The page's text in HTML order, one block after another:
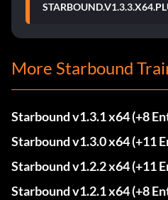
More Starbound
Starbound v1.3.1 x64 (+8
Starbound v1.3.0 x64 (+11
Starbound v1.2.2 x64 (+11
Starbound v1.2.1 x64 (+8